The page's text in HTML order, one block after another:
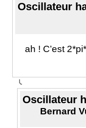
Oscillateur
ah ! C’est
Oscillateur
Bernard